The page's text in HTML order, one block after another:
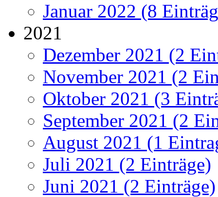
Januar 2022 (8
2021
Dezember 2021 (2
November 2021 (2
Oktober 2021 (3
September 2021 (2
August 2021 (1
Juli 2021 (2 Einträge)
Juni 2021 (2 Einträge)